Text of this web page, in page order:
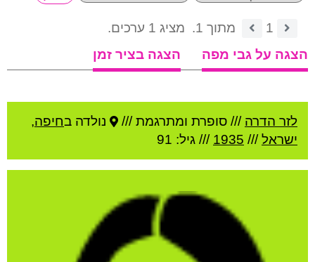
1 מתוך 1.
מציג 1 ערכים.
הצגה על גבי מפה
הצגה בציר זמן
לזר הדרה /// סופרת ומתרגמת /// נולדה בחיפה,
ישראל///
1935 /// גיל: 91